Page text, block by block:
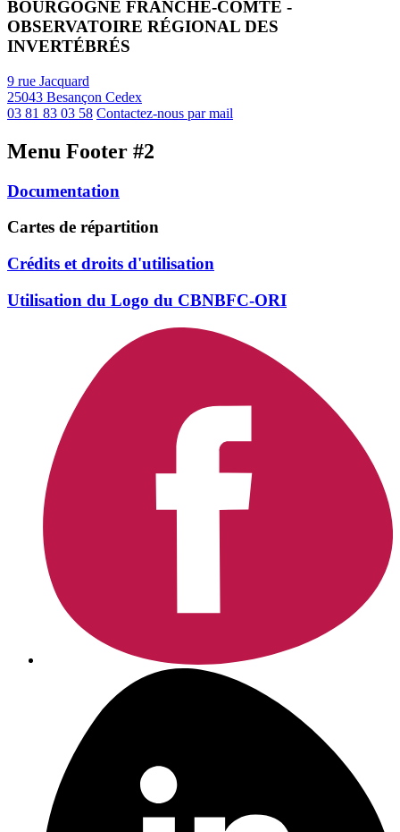
BOURGOGNE FRANCHE-COMTÉ -
OBSERVATOIRE RÉGIONAL DES
INVERTÉBRÉS
9 rue Jacquard
25043 Besançon Cedex
03 81 83 03 58 Contactez-nous par mail
Menu Footer #2
Documentation
Cartes de répartition
Crédits et droits d'utilisation
Utilisation du Logo du CBNBFC-ORI